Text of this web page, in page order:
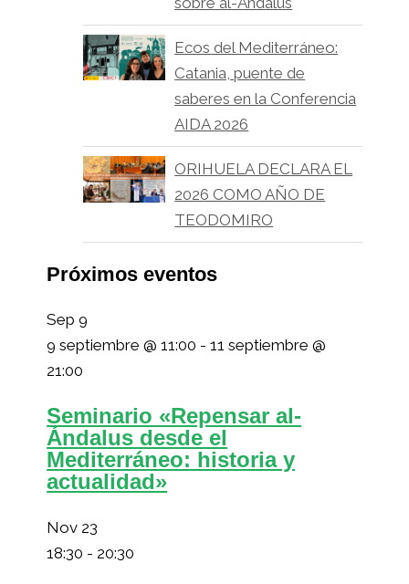
Ecos del Mediterráneo:
Catania, puente de
saberes en la Conferencia
AIDA 2026
ORIHUELA DECLARA EL
2026 COMO AÑO DE
TEODOMIRO
Próximos eventos
Sep9
9 septiembre @ 11:00 -11 septiembre @
21:00
Seminario «Repensar al-
Ándalus desde el
Mediterráneo: historia y
actualidad»
Nov 23
18:30 - 20:30